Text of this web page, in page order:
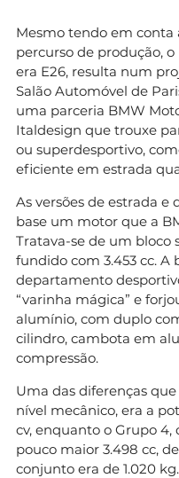
Mesmo tendo em conta
percurso de produção,
era E26, resulta num
Salão Automóvel de
uma parceria BMW
Italdesign que trouxe
ou superdesportivo,
eficiente em estrada
As versões de estrada
base um motor que a
Tratava-se de um bloco
fundido com 3.453 cc. A
departamento
“varinha mágica” e
alumínio, com duplo
cilindro, cambota em
compressão.
Uma das diferenças
nível mecânico, era a
cv, enquanto o Grupo
pouco maior 3.498 cc,
conjunto era de 1.020 kg.